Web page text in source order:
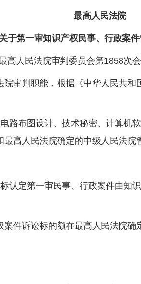
最高人民法院
关于第一审知识产权民事、行政案
高人民法院审判委员会第1858次
判职能，根据《中华人民共和
布图设计、技术秘密、计算机
高人民法院确定的中级人民法院
定第一审民事、行政案件由知
诉讼标的额在最高人民法院确